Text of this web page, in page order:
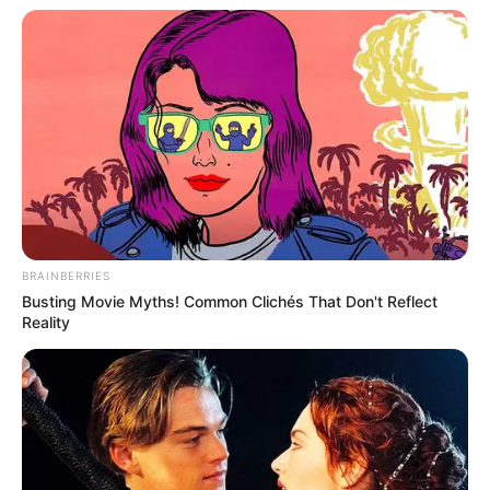
Feria de las Flores 2024: El Metro
extenderá sus horarios
El Metro de Medellín informó que ampliará sus horarios
con el propósito de atender la demanda de usuarios
durante los diferenteseventos y desfiles programados
en la Feria de las Flores.
Indicó que para este viernes 2 de agosto, día de la
inauguración de la Feria de las Flores, y para el sábado
10 habráextensión horaria en las operaciones comercial
hasta las 12:00 de la medianoche
, lo que aplica para
líneas A y B de trenes, tranvía y cables aéreos.
También la medida se aplicará a las transferencias a las
BRAINBERRIES
Busting Movie Myths! Common Clichés That Don't Reflect
Reality